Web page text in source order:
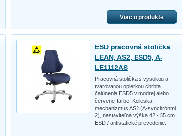
Viac o produkte
ESD pracovná stolička
LEAN, AS2, ESD5, A-
LE1112AS
Pracovná stolička s vysokou a
tvarovanou opierkou chrbta,
čalúnenie ESD5 v modrej alebo
červenej farbe. Kolieska,
mechanizmus AS2 (A-synchrónmi
2), nastaviteľná výška 42 - 55 cm.
ESD / antistatické prevedenie.